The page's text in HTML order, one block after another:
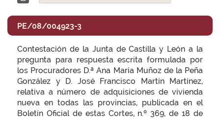
PE/08/004923-3
Contestación de la Junta de Castilla y León a la
pregunta para respuesta escrita formulada por
los Procuradores D.ª Ana María Muñoz de la Peña
González y D. José Francisco Martín Martínez,
relativa a número de adquisiciones de vivienda
nueva en todas las provincias, publicada en el
Boletín Oficial de estas Cortes, n.º 369, de 18 de